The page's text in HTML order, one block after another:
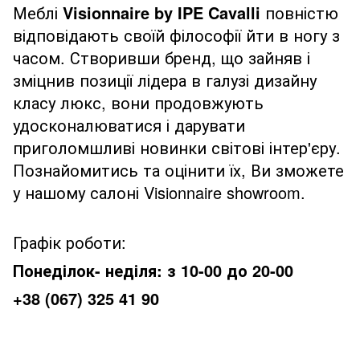
Меблі Visionnaire by IPE Cavalli повністю
відповідають своїй філософії йти в ногу з
часом. Створивши бренд, що зайняв і
зміцнив позиції лідера в галузі дизайну
класу люкс, вони продовжують
удосконалюватися і дарувати
приголомшливі новинки світові інтер'єру.
Познайомитись та оцінити їх, Ви зможете
у нашому салоні Visionnaire showroom.
Графік роботи:
Понеділок- неділя: з 10-00 до 20-00
+38 (067) 325 41 90